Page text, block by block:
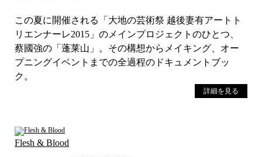
この夏に開催される「大地の芸術祭 越後妻有アートト
リエンナーレ2015」のメインプロジェクトのひとつ、
蔡國強の「蓬莱山」。その構想からメイキング、オー
プニングイベントまでの全過程のドキュメントブッ
ク。
詳細を見る
Flesh & Blood